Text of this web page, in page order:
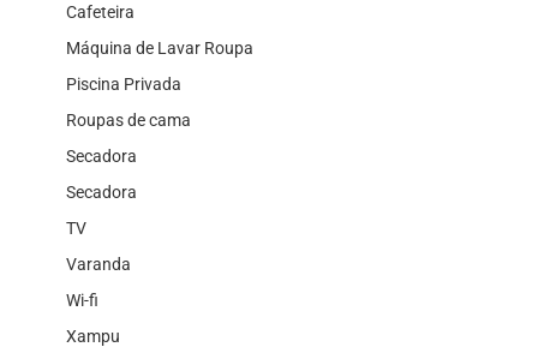
Cafeteira
Máquina de Lavar Roupa
Piscina Privada
Roupas de cama
Secadora
Secadora
TV
Varanda
Wi-fi
Xampu